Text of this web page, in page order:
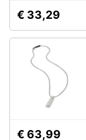
€ 33,29
€ 63,99